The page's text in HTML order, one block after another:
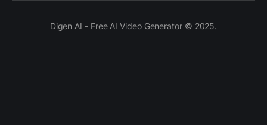
Digen AI - Free AI Video Generator © 2025.